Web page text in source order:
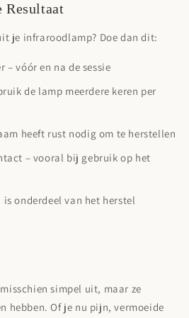
Resultaat
je infraroodlamp? Doe dan dit:
– vóór en na de sessie
de lamp meerdere keren per
heeft rust nodig om te herstellen
– vooral bij gebruik op het
is onderdeel van het herstel
simpel uit, maar ze
hebben. Of je nu pijn, vermoeide